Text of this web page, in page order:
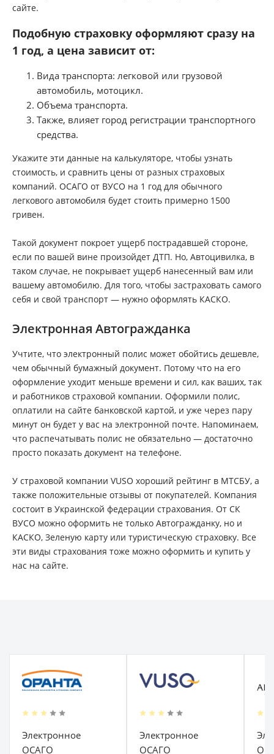
сайте.
Подобную страховку оформляют сразу на
1 год, а цена зависит от:
Вида транспорта: легковой или грузовой
автомобиль, мотоцикл.
Объема транспорта.
Также, влияет город регистрации транспортного
средства.
Укажите эти данные на калькуляторе, чтобы узнать
стоимость, и сравнить цены от разных страховых
компаний. ОСАГО от ВУСО на 1 год для обычного
легкового автомобиля будет стоить примерно 1500
гривен.
Такой документ покроет ущерб пострадавшей стороне,
если по вашей вине произойдет ДТП. Но, Автоцивилка, в
таком случае, не покрывает ущерб нанесенный вам или
вашему автомобилю. Для того, чтобы застраховать самого
себя и свой транспорт — нужно оформлять КАСКО.
Электронная Автогражданка
Учтите, что электронный полис может обойтись дешевле,
чем обычный бумажный документ. Потому что на его
оформление уходит меньше времени и сил, как ваших, так
и работников страховой компании. Оформили полис,
оплатили на сайте банковской картой, и уже через пару
минут он будет у вас на электронной почте. Напоминаем,
что распечатывать полис не обязательно — достаточно
просто показать документ на телефоне.
У страховой компании VUSO хороший рейтинг в МТСБУ, а
также положительные отзывы от покупателей. Компания
состоит в Украинской федерации страхования. От СК
ВУСО можно оформить не только Автогражданку, но и
КАСКО, Зеленую карту или туристическую страховку. Все
эти виды страхования тоже можно оформить и купить у
нас на сайте.
Электронное
ОСАГО
Электронное
ОСАГО